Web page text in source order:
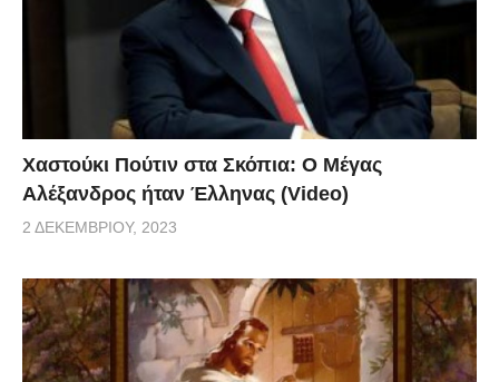
Χαστούκι Πούτιν στα Σκόπια: Ο Μέγας
Αλέξανδρος ήταν Έλληνας (Video)
2 ΔΕΚΕΜΒΡΊΟΥ, 2023